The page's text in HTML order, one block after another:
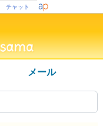
チャット
メール